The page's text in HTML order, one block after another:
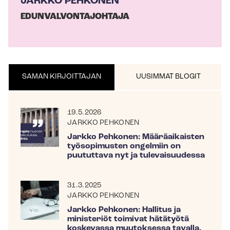
EDUN­VAL­VON­TA­JOH­TA­JA
SAMAN KIRJOITTAJAN UUSIMMAT BLOGIT
19.5.2026
JARKKO PEHKONEN
Jarkko Pehkonen: Määräaikaisten
työsopimusten ongelmiin on
puututtava nyt ja tulevaisuudessa
31.3.2025
JARKKO PEHKONEN
Jarkko Pehkonen: Hallitus ja
ministeriöt toimivat hätätyötä